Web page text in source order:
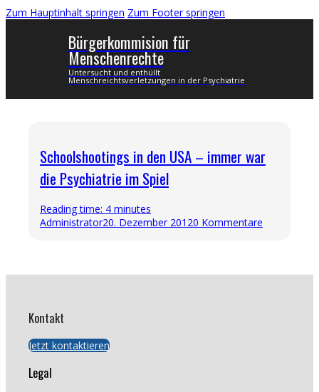
Zum Hauptinhalt springen Zum Footer springen
Bürgerkommision für
Menschenrechte
Untersucht und enthüllt
Menschreichtsverletzungen in der Psychiatrie
Schoolshootings in den USA – immer war
die Psychiatrie im Spiel
Reading time: 4 minutes
Administrator20. Dezember 20120 Kommentare
Kontakt
Jetzt kontaktieren
Legal